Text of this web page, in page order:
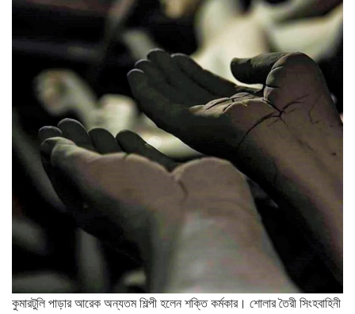
কুমারটুলি পাড়ার আরেক অন্যতম শিল্পী হলেন শক্তি কর্মকার। শোলার তৈরী সিংহবাহিনী